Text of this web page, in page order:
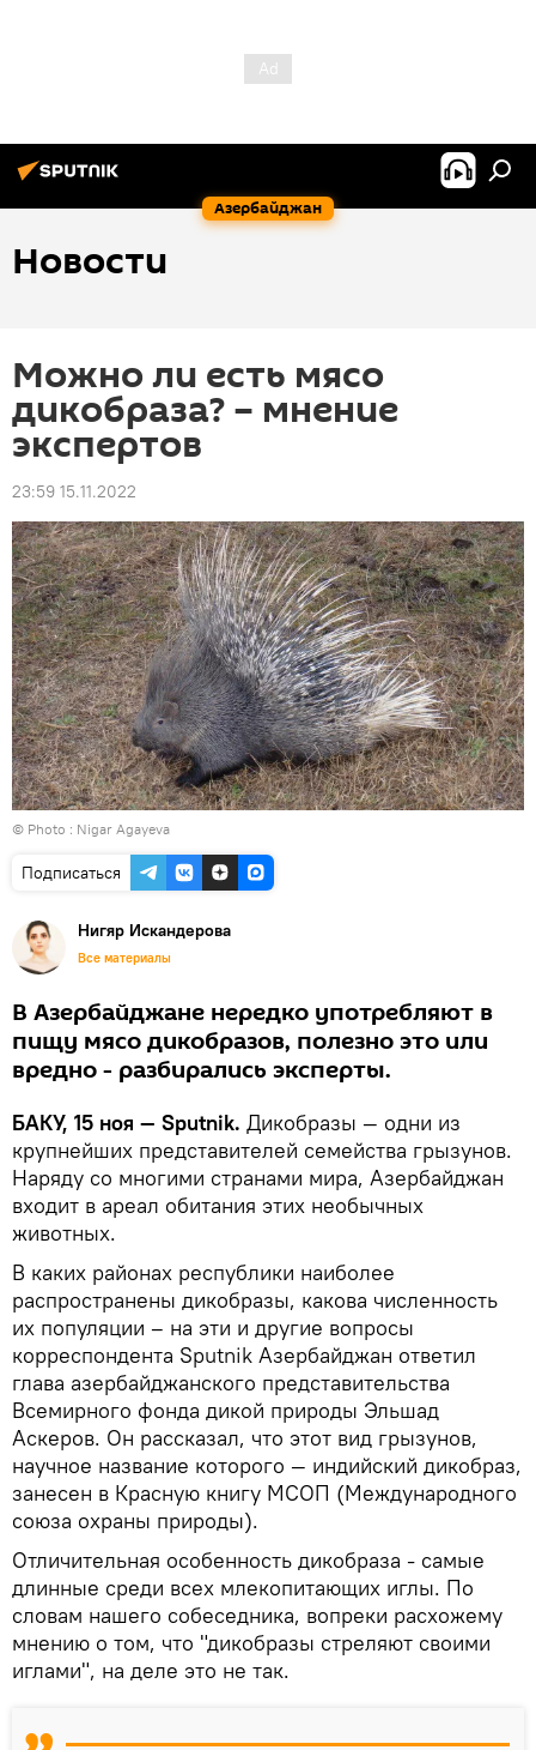
Азербайджан
Новости
Можно ли есть мясо
дикобраза? – мнение
экспертов
23:59 15.11.2022
© Photo : Nigar Agayeva
Подписаться
Нигяр Искандерова
Все материалы
В Азербайджане нередко употребляют в
пищу мясо дикобразов, полезно это или
вредно - разбирались эксперты.
БАКУ, 15 ноя — Sputnik. Дикобразы — одни из
крупнейших представителей семейства грызунов.
Наряду со многими странами мира, Азербайджан
входит в ареал обитания этих необычных
животных.
В каких районах республики наиболее
распространены дикобразы, какова численность
их популяции – на эти и другие вопросы
корреспондента Sputnik Азербайджан ответил
глава азербайджанского представительства
Всемирного фонда дикой природы Эльшад
Аскеров. Он рассказал, что этот вид грызунов,
научное название которого — индийский дикобраз,
занесен в Красную книгу МСОП (Международного
союза охраны природы).
Отличительная особенность дикобраза - самые
длинные среди всех млекопитающих иглы. По
словам нашего собеседника, вопреки расхожему
мнению о том, что "дикобразы стреляют своими
иглами", на деле это не так.